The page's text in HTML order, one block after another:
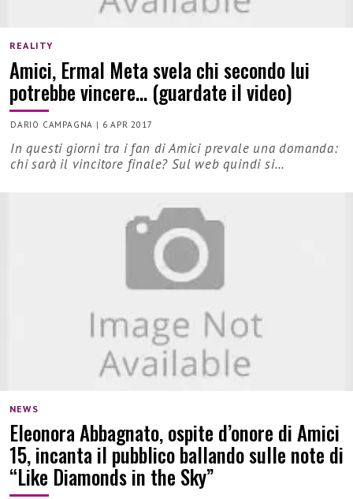
REALITY
Amici, Ermal Meta svela chi secondo lui
potrebbe vincere… (guardate il video)
DARIO CAMPAGNA | 6 APR 2017
In questi giorni tra i fan di Amici prevale una domanda:
chi sarà il vincitore finale? Sul web quindi si…
NEWS
Eleonora Abbagnato, ospite d’onore di Amici
15, incanta il pubblico ballando sulle note di
“Like Diamonds in the Sky”